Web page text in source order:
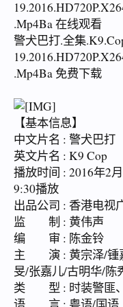
.Mp4Ba 在线观看
警犬巴打.全集
.Mp4Ba 免费下载
【基本信息】
中文片名 : 警犬巴打
英文片名 : K9 Cop
播放时间 : 2016年2
9:30播放
出品公司 : 香港电视
监 制 : 黄伟声
编 审 : 陈金铃
主 演 : 黄宗泽/锺
旻/张嘉儿/古明华/陈
类 型 : 时装警匪